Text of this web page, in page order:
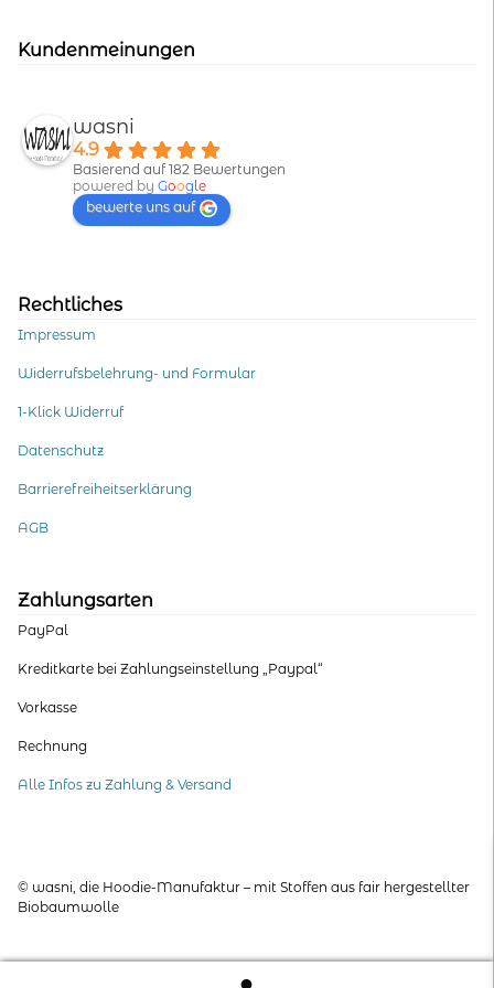
Kundenmeinungen
wasni
4.9
Basierend auf 182 Bewertungen
powered by Goog le
bewerte uns auf
Rechtliches
Impressum
Widerrufsbelehrung- und Formular
1-Klick Widerruf
Datenschutz
Barrierefreiheitserklärung
AGB
Zahlungsarten
PayPal
Kreditkarte bei Zahlungseinstellung „Paypal“
Vorkasse
Rechnung
Alle Infos zu Zahlung & Versand
© wasni, die Hoodie-Manufaktur – mit Stoffen aus fair hergestellter
Biobaumwolle